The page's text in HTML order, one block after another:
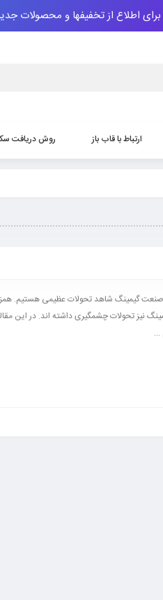
برای اطلاع از تخفیفها و محصولات
ارتباط با قاب باز روش دریافت
صنعت گیمینگ شاهد تحولات عظیمی هستیم.
نیز تحولات چشمگیری داشته اند. در این